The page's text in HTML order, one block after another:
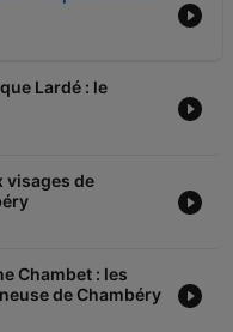
Lardé : le
visages de
Chambet : les
de Chambéry